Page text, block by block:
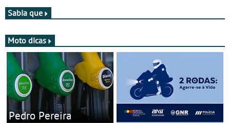
Sabia que
Moto dicas
Pedro Pereira